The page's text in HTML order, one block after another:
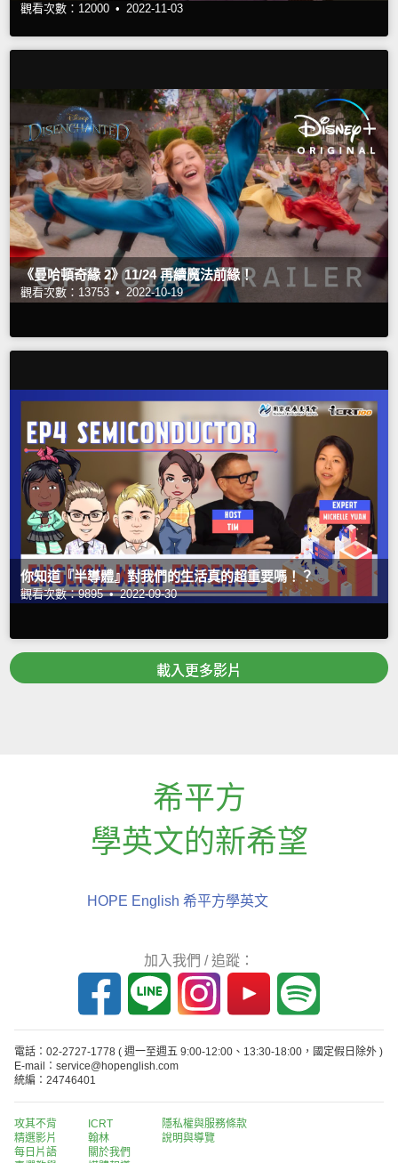
觀看次數：12000 • 2022-11-03
《曼哈頓奇緣 2》11/24 再續魔法前緣！
觀看次數：13753 • 2022-10-19
你知道『半導體』對我們的生活真的超重要嗎！？
觀看次數：9895 • 2022-09-30
載入更多影片
希平方
學英文的新希望
HOPE English 希平方學英文
加入我們 / 追蹤：
電話：02-2727-1778 ( 週一至週五 9:00-12:00、13:30-18:00，國定假日除外 )
E-mail：service@hopenglish.com
統編：24746401
攻其不背
精選影片
每日片語
ICRT
翰林
關於我們
隱私權與服務條款
說明與導覽